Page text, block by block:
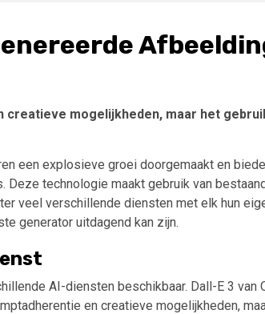
creatieve mogelijkheden, maar het
een explosieve groei doorgemaakt en
technologie maakt gebruik van
veel verschillende diensten met elk hun
generator uitdagend kan zijn.
AI-diensten beschikbaar. Dall-E 3 van
en creatieve mogelijkheden,